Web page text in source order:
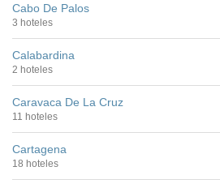
Cabo De Palos
3 hoteles
Calabardina
2 hoteles
Caravaca De La Cruz
11 hoteles
Cartagena
18 hoteles